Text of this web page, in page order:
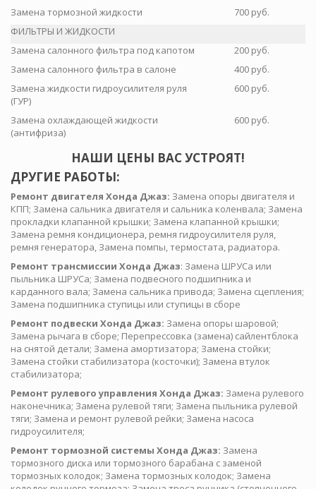
Замена тормозной жидкости
700 руб.
ФИЛЬТРЫ И ЖИДКОСТИ
Замена салонного фильтра под капотом
200 руб.
Замена салонного фильтра в салоне
400 руб.
Замена жидкости гидроусилителя руля
(ГУР)
600 руб.
Замена охлаждающей жидкости
(антифриза)
600 руб.
НАШИ ЦЕНЫ ВАС УСТРОЯТ!
ДРУГИЕ РАБОТЫ:
Ремонт двигателя Хонда Джаз: Замена опоры двигателя и
КПП; Замена сальника двигателя и сальника коленвала; Замена
прокладки клапанной крышки; Замена клапанной крышки;
Замена ремня кондиционера, ремня гидроусилителя руля,
ремня генератора, Замена помпы, термостата, радиатора.
Ремонт трансмиссии Хонда Джаз: Замена ШРУСа или
пыльника ШРУСа; Замена подвесного подшипника и
карданного вала; Замена сальника привода; Замена сцепления;
Замена подшипника ступицы или ступицы в сборе
Ремонт подвески Хонда Джаз: Замена опоры шаровой;
Замена рычага в сборе; Перепрессовка (замена) сайлентблока
на снятой детали; Замена амортизатора; Замена стойки;
Замена стойки стабилизатора (косточки); Замена втулок
стабилизатора;
Ремонт рулевого управления Хонда Джаз: Замена рулевого
наконечника; Замена рулевой тяги; Замена пыльника рулевой
тяги; Замена и ремонт рулевой рейки; Замена насоса
гидроусилителя;
Ремонт тормозной системы Хонда Джаз: Замена
тормозного диска или тормозного барабана с заменой
тормозных колодок; Замена тормозных колодок; Замена